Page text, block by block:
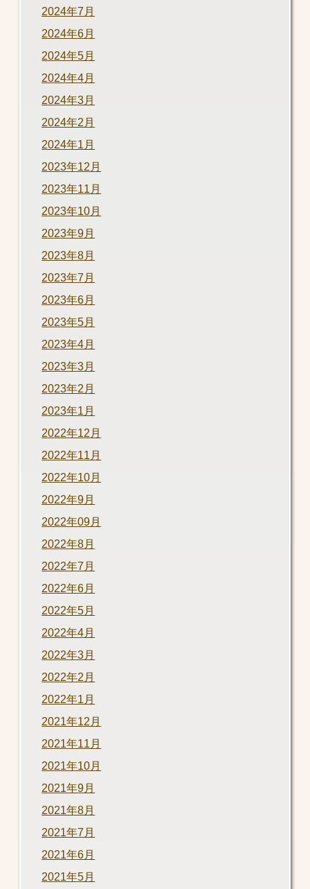
2024年7月
2024年6月
2024年5月
2024年4月
2024年3月
2024年2月
2024年1月
2023年12月
2023年11月
2023年10月
2023年9月
2023年8月
2023年7月
2023年6月
2023年5月
2023年4月
2023年3月
2023年2月
2023年1月
2022年12月
2022年11月
2022年10月
2022年9月
2022年09月
2022年8月
2022年7月
2022年6月
2022年5月
2022年4月
2022年3月
2022年2月
2022年1月
2021年12月
2021年11月
2021年10月
2021年9月
2021年8月
2021年7月
2021年6月
2021年5月